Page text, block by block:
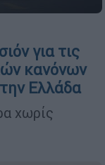
για τις
κανόνων
Ελλάδα
χωρίς